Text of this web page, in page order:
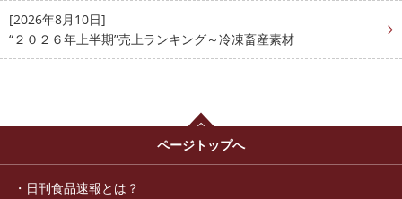
[2026年8月10日]
“２０２６年上半期”売上ランキング～冷凍畜産素材
ページトップへ
日刊食品速報とは？